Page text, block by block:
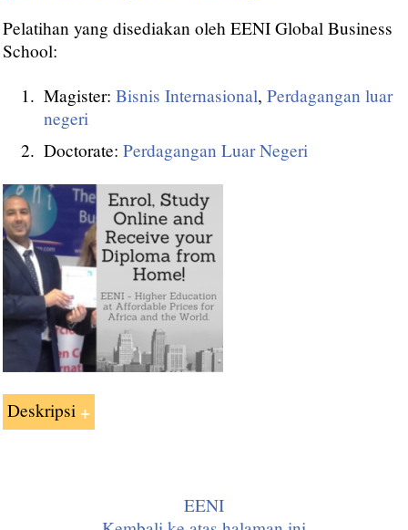
Pelatihan yang disediakan oleh EENI Global Business
School:
Magister: Bisnis Internasional, Perdagangan luar
negeri
Doctorate: Perdagangan Luar Negeri
Deskripsi
EENI